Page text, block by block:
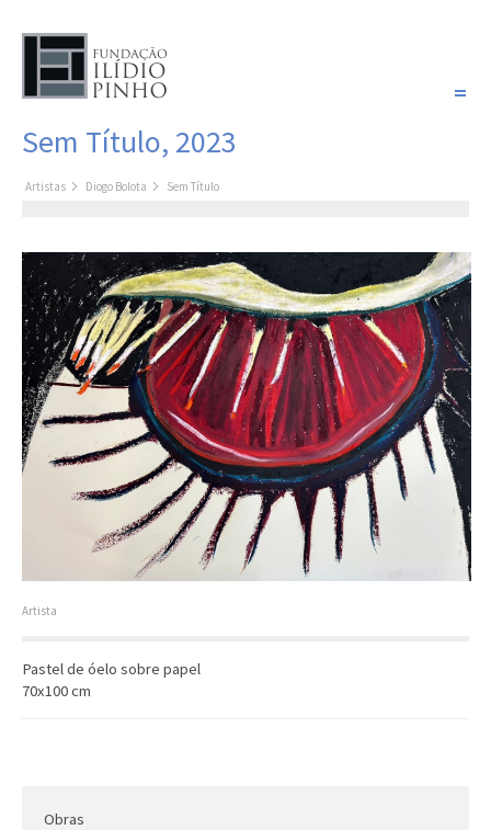
Fotografia
Desenho
Escultura
Filme /
Vídeo
Instalação
Livro de
Artista
Outros
Sem Título, 2023
Artistas Diogo Bolota Sem Título
Artista
Pastel de óelo sobre papel
70x100 cm
Obras